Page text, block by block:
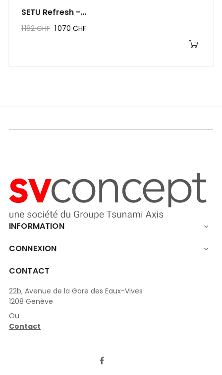
SETU Refresh -...
1 182 CHF 1 070 CHF
INFORMATION 
CONNEXION 
CONTACT
22b, Avenue de la Gare des Eaux-Vives
1208 Genève
Ou
Contact